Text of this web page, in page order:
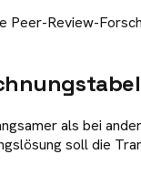
Peer-Review-
als bei
soll die